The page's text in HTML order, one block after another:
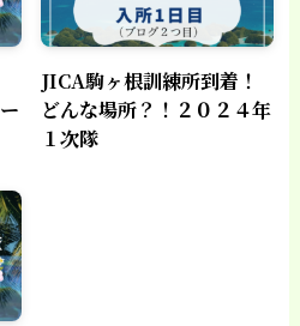
JICA駒ヶ根訓練所到着！
どんな場所？！２０２４年
１次隊